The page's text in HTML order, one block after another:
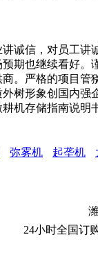
信，对员工讲
期也继续看好
。严格的项目
树形象创国内
机存储指南说
弥雾机 起垄机
24小时全国订